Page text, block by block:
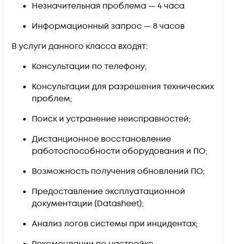
Незначительная проблема —4 часа
Информационный запрос —8 часов
В услуги данного класса входят:
Консультации по телефону;
Консультации для разрешения технических
проблем;
Поиск и устранение неисправностей;
Дистанционное восстановление
работоспособности оборудования и ПО;
Возможность получения обновлений ПО;
Предоставление эксплуатационной
документации (Datasheet);
Анализ логов системы при инцидентах;